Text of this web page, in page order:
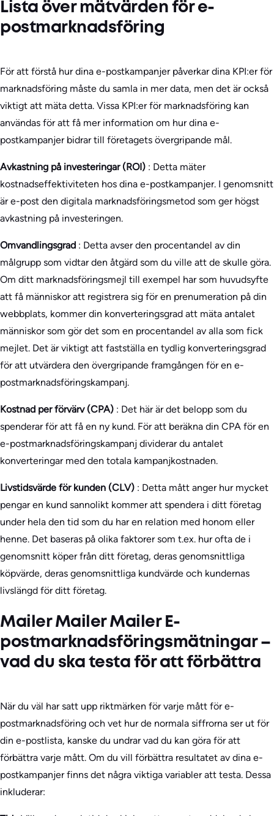
Lista över mätvärden för e-
postmarknadsföring
För att förstå hur dina e-postkampanjer påverkar dina KPI:er för
marknadsföring måste du samla in mer data, men det är också
viktigt att mäta detta. Vissa KPI:er för marknadsföring kan
användas för att få mer information om hur dina e-
postkampanjer bidrar till företagets övergripande mål.
Avkastning på investeringar (ROI) : Detta mäter
kostnadseffektiviteten hos dina e-postkampanjer. I genomsnitt
är e-post den digitala marknadsföringsmetod som ger högst
avkastning på investeringen.
Omvandlingsgrad : Detta avser den procentandel av din
målgrupp som vidtar den åtgärd som du ville att de skulle göra.
Om ditt marknadsföringsmejl till exempel har som huvudsyfte
att få människor att registrera sig för en prenumeration på din
webbplats, kommer din konverteringsgrad att mäta antalet
människor som gör det som en procentandel av alla som fick
mejlet. Det är viktigt att fastställa en tydlig konverteringsgrad
för att utvärdera den övergripande framgången för en e-
postmarknadsföringskampanj.
Kostnad per förvärv (CPA) : Det här är det belopp som du
spenderar för att få en ny kund. För att beräkna din CPA för en
e-postmarknadsföringskampanj dividerar du antalet
konverteringar med den totala kampanjkostnaden.
Livstidsvärde för kunden (CLV) : Detta mått anger hur mycket
pengar en kund sannolikt kommer att spendera i ditt företag
under hela den tid som du har en relation med honom eller
henne. Det baseras på olika faktorer som t.ex. hur ofta de i
genomsnitt köper från ditt företag, deras genomsnittliga
köpvärde, deras genomsnittliga kundvärde och kundernas
livslängd för ditt företag.
Mailer Mailer Mailer E-
postmarknadsföringsmätningar –
vad du ska testa för att förbättra
När du väl har satt upp riktmärken för varje mått för e-
postmarknadsföring och vet hur de normala siffrorna ser ut för
din e-postlista, kanske du undrar vad du kan göra för att
förbättra varje mått. Om du vill förbättra resultatet av dina e-
postkampanjer finns det några viktiga variabler att testa. Dessa
inkluderar: